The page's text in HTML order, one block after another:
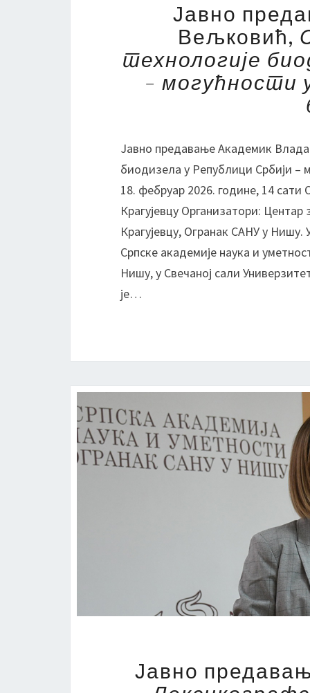
Јавно
Вељковић,
технологије
– могућности
Јавно предавање Академик
биодизела у Републици Србији –
18. фебруар 2026. године, 14
Крагујевцу Организатори:
Крагујевцу, Огранак САНУ у
Српске академије наука и
Нишу, у Свечаној сали
је…
Јавно